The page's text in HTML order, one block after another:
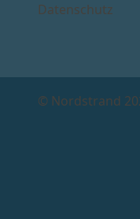
Da­ten­schutz
© Nord­strand